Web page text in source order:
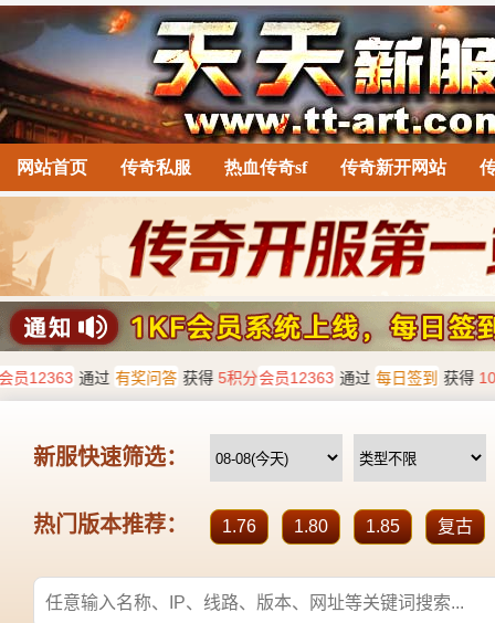
网站首页 传奇私服 热血传奇sf 传奇新开网站